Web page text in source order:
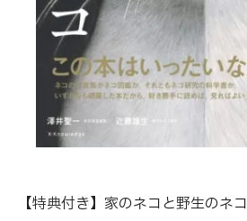
【特典付き】家のネコと野生のネコ